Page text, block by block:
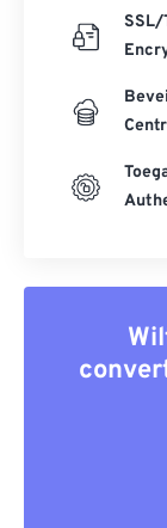
SSL/